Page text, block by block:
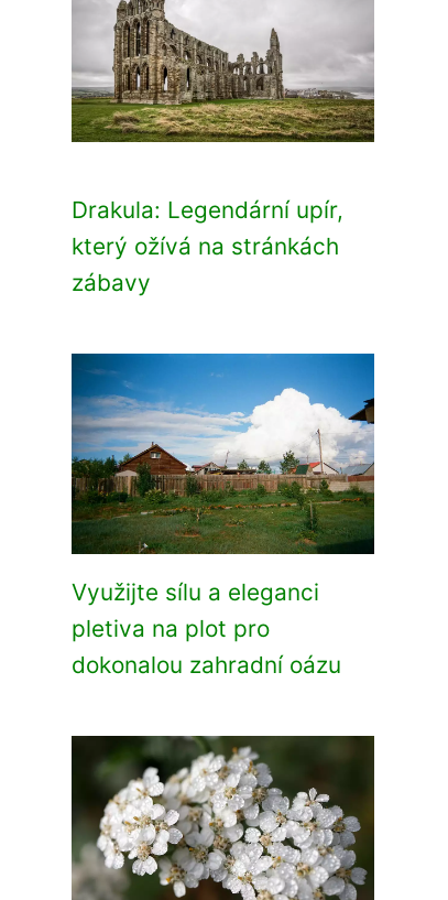
Drakula: Legendární upír,
který ožívá na stránkách
zábavy
Využijte sílu a eleganci
pletiva na plot pro
dokonalou zahradní oázu